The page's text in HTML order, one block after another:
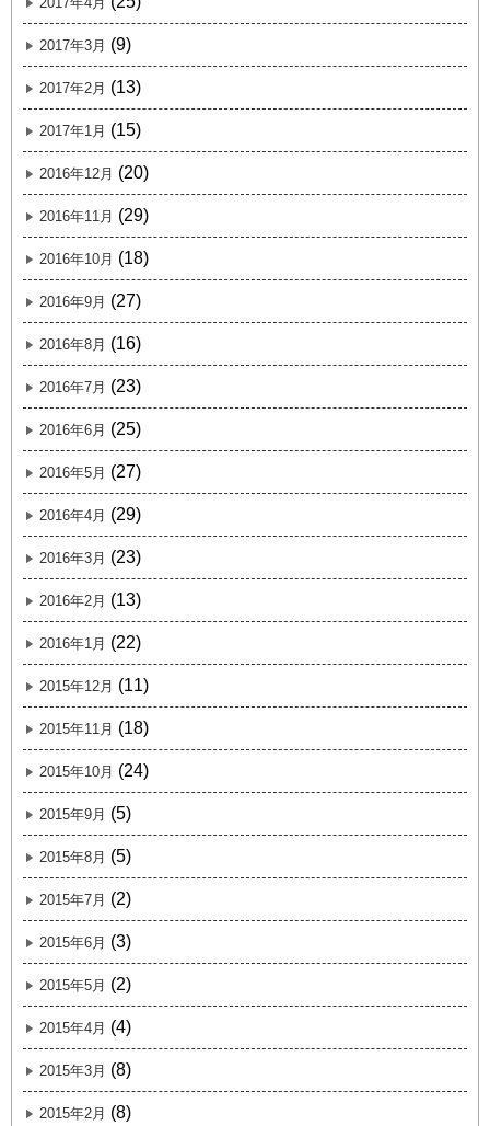
2017年3月 (9)
2017年2月 (13)
2017年1月 (15)
2016年12月 (20)
2016年11月 (29)
2016年10月 (18)
2016年9月 (27)
2016年8月 (16)
2016年7月 (23)
2016年6月 (25)
2016年5月 (27)
2016年4月 (29)
2016年3月 (23)
2016年2月 (13)
2016年1月 (22)
2015年12月 (11)
2015年11月 (18)
2015年10月 (24)
2015年9月 (5)
2015年8月 (5)
2015年7月 (2)
2015年6月 (3)
2015年5月 (2)
2015年4月 (4)
2015年3月 (8)
2015年2月 (8)